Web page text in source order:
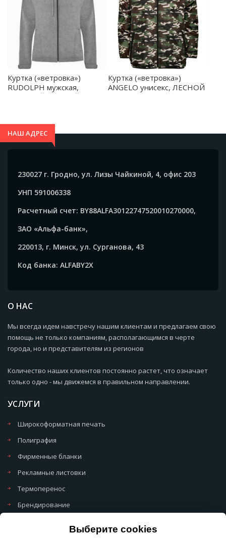
Выберите cookies
Куртка («ветровка»)
RUDOLPH мужская,
Куртка («ветровка»)
ANGELO унисекс, ЛЕСНОЙ
НАШ АДРЕС
230027 г. Гродно, ул. Лизы Чайкиной, 4, офис 203
УНП 591006338
Расчетный счет: BY88ALFA30122747520010270000,
ЗАО «Альфа-банк»,
220013, г. Минск, ул. Сурганова, 43
Код банка: ALFABY2X
О НАС
Мы всегда идем навстречу нашим клиентам и предлагаем свою
помощь не только компаниям, располагающимся в черте
города, но и представителям из регионов
Количество наших клиентов постоянно растет, что означает
только одно - мы движемся в правильном направлении.
УСЛУГИ
Широкоформатная печать
Полиграфия
Фирменные бланки
Рекламные листовки
Термоперенос
Брендирование
Политика обработки персональных данных